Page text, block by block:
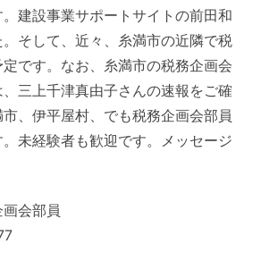
建設事業サポートサイトの前田和
そして、近々、糸満市の近隣で税
です。なお、糸満市の税務企画会
三上千津真由子さんの速報をご確
、伊平屋村、でも税務企画会部員
未経験者も歓迎です。メッセージ
会部員